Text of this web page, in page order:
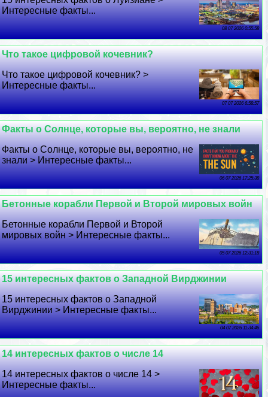
Интересные факты...
08 07 2026 0:55:58
Что такое цифровой кочевник?
Что такое цифровой кочевник? >
Интересные факты...
07 07 2026 6:58:57
Факты о Солнце, которые вы, вероятно, не знали
Факты о Солнце, которые вы, вероятно, не
знали > Интересные факты...
06 07 2026 17:25:38
Бетонные корабли Первой и Второй мировых войн
Бетонные корабли Первой и Второй
мировых войн > Интересные факты...
05 07 2026 12:31:18
15 интересных фактов о Западной Вирджинии
15 интересных фактов о Западной
Вирджинии > Интересные факты...
04 07 2026 11:34:46
14 интересных фактов о числе 14
14 интересных фактов о числе 14 >
Интересные факты...